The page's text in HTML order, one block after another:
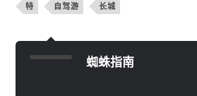
特 自驾游 长城
蜘蛛指南